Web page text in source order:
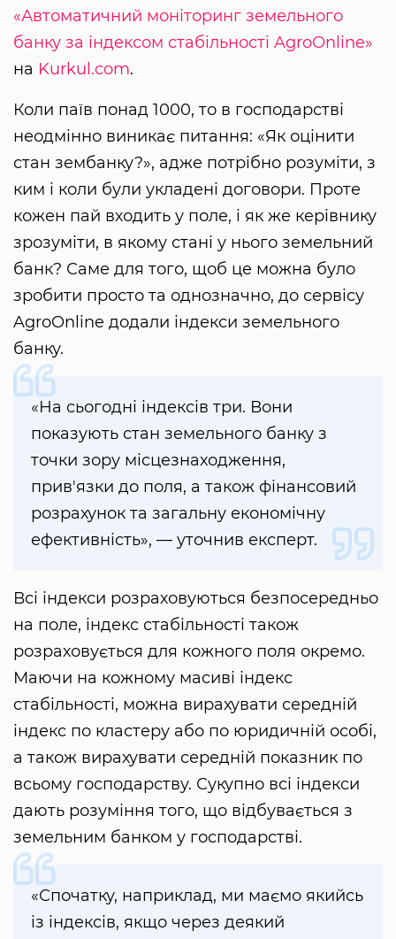
«Автоматичний моніторинг земельного
банку за індексом стабільності AgroОnline»
на Kurkul.com.
Коли паїв понад 1000, то в господарстві
неодмінно виникає питання: «Як оцінити
стан зембанку?», адже потрібно розуміти, з
ким і коли були укладені договори. Проте
кожен пай входить у поле, і як же керівнику
зрозуміти, в якому стані у нього земельний
банк? Саме для того, щоб це можна було
зробити просто та однозначно, до сервісу
AgroOnline додали індекси земельного
банку.
«На сьогодні індексів три. Вони
показують стан земельного банку з
точки зору місцезнаходження,
прив'язки до поля, а також фінансовий
розрахунок та загальну економічну
ефективність», — уточнив експерт.
Всі індекси розраховуються безпосередньо
на поле, індекс стабільності також
розраховується для кожного поля окремо.
Маючи на кожному масиві індекс
стабільності, можна вирахувати середній
індекс по кластеру або по юридичній особі,
а також вирахувати середній показник по
всьому господарству. Сукупно всі індекси
дають розуміння того, що відбувається з
земельним банком у господарстві.
«Спочатку, наприклад, ми маємо якийсь
із індексів, якщо через деякий